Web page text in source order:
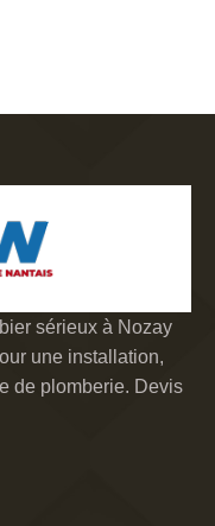
sérieux à Nozay
une installation,
de plomberie. Devis